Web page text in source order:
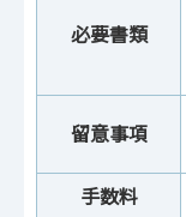
必要書類
留意事項
手数料